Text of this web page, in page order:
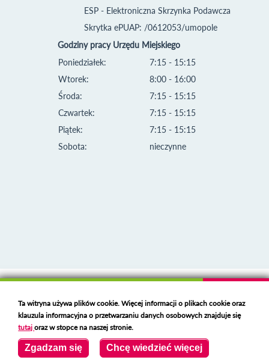
ESP - Elektroniczna Skrzynka Podawcza
Skrytka ePUAP: /0612053/umopole
Godziny pracy Urzędu Miejskiego
Poniedziałek:
Wtorek:
Środa:
Czwartek:
Piątek:
Sobota:
7:15 - 15:15
8:00 - 16:00
7:15 - 15:15
7:15 - 15:15
7:15 - 15:15
nieczynne
Deklaracja dostępności
Polski serwer RBLhttps://polspam.pl/
Copyright 2023 Urząd Miejski w Opolu Lubelskim
Created byVOBACOM Odnośnik otworzy się w nowym oknie
Ta witryna używa plików cookie. Więcej informacji o plikach cookie oraz
klauzula informacyjna o przetwarzaniu danych osobowych znajduje się
tutajoraz w stopce na naszej stronie.
Zgadzam się Chcę wiedzieć więcej